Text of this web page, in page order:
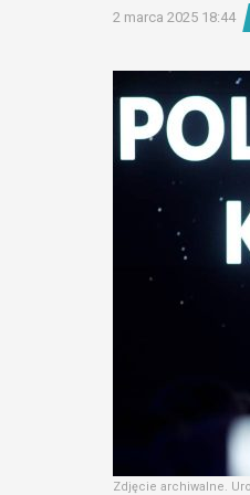
2 marca 2025 18:44
Zdjęcie archiwalne.